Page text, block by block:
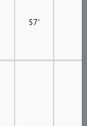
57'